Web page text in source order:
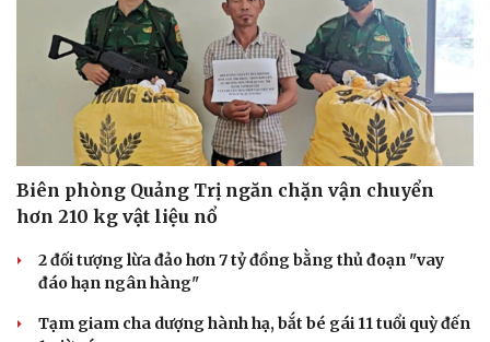
Biên phòng Quảng Trị ngăn chặn vận chuyển
hơn 210 kg vật liệu nổ
2 đối tượng lừa đảo hơn 7 tỷ đồng bằng thủ đoạn "vay
đáo hạn ngân hàng"
Tạm giam cha dượng hành hạ, bắt bé gái 11 tuổi quỳ đến